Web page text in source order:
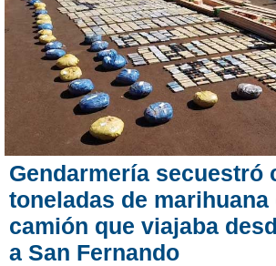
Gendarmería secuestró
toneladas de marihuana
camión que viajaba
a San Fernando